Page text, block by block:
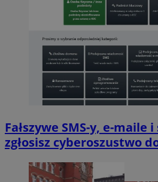
Fałszywe SMS-y, e-maile
zgłosisz cyberoszustwo